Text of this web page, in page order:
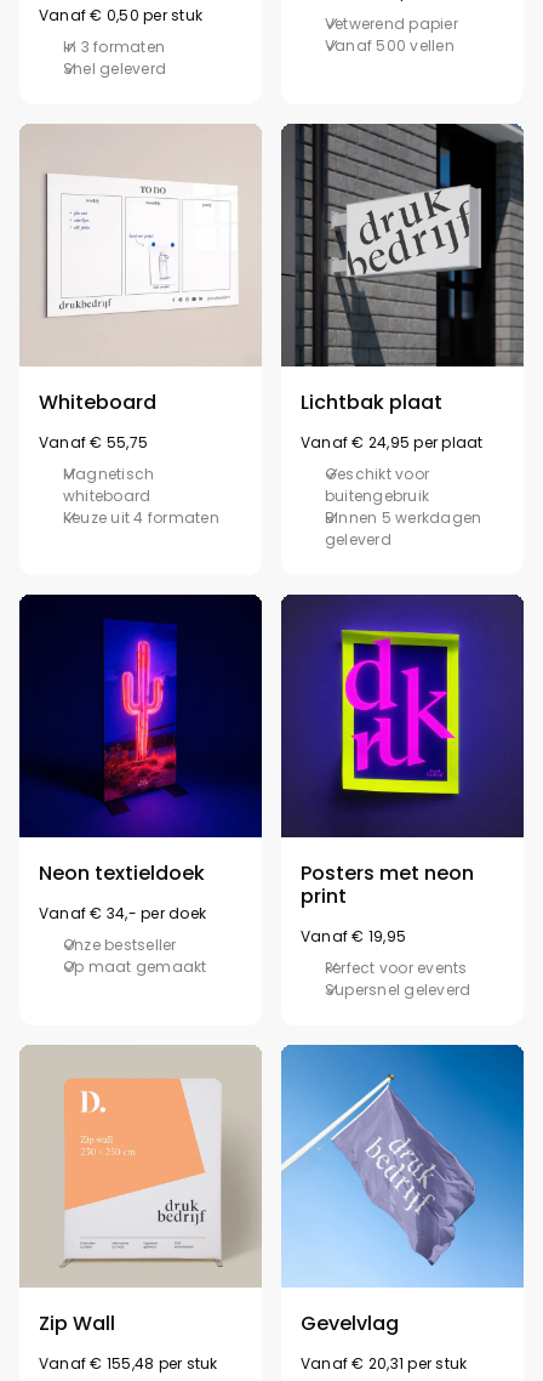
Vanaf € 0,50 per stuk
In 3 formaten
Snel geleverd
Vetwerend papier
Vanaf 500 vellen
Whiteboard
Vanaf € 55,75
Magnetisch
whiteboard
Keuze uit 4 formaten
Lichtbak plaat
Vanaf € 24,95 per plaat
Geschikt voor
buitengebruik
Binnen 5 werkdagen
geleverd
Neon textieldoek
Vanaf € 34,- per doek
Onze bestseller
Op maat gemaakt
Posters met neon
print
Vanaf € 19,95
Perfect voor events
Supersnel geleverd
Zip Wall
Vanaf € 155,48 per stuk
Gevelvlag
Vanaf € 20,31 per stuk